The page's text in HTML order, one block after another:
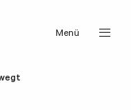
Menü